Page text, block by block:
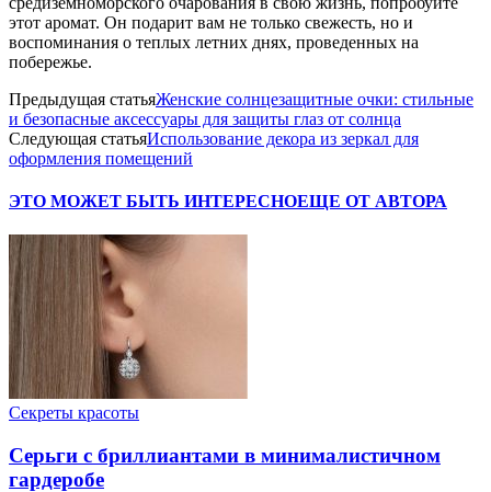
этот аромат. Он подарит вам не только свежесть, но и
воспоминания о теплых летних днях, проведенных на
побережье.
Предыдущая статьяЖенские солнцезащитные очки: стильные
и безопасные аксессуары для защиты глаз от солнца
Следующая статьяИспользование декора из зеркал для
оформления помещений
ЭТО МОЖЕТ БЫТЬ ИНТЕРЕСНОЕЩЕ ОТ АВТОРА
Секреты красоты
Серьги с бриллиантами в минималистичном
гардеробе